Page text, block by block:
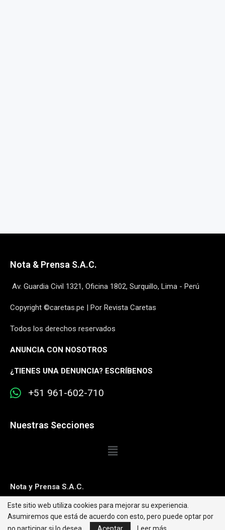
Nota & Prensa S.A.C.
Av. Guardia Civil 1321, Oficina 1802, Surquillo, Lima - Perú
Copyright ©caretas.pe | Por Revista Caretas
Todos los derechos reservados
ANUNCIA CON NOSOTROS
¿TIENES UNA DENUNCIA? ESCRÍBENOS
+51 961-602-710
Nuestras Secciones
Nota y Prensa S.A.C.
Contacto:editorweb@caretas.com.pe
Este sitio web utiliza cookies para mejorar su experiencia.
Asumiremos que está de acuerdo con esto, pero puede optar por